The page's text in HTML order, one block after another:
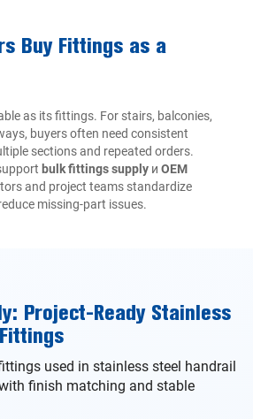
Buy Fittings as a
as its fittings. For stairs, balconies,
buyers often need consistent
sections and repeated orders.
bulk fittings supply и OEM
and project teams standardize
missing-part issues.
Project-Ready Stainless
used in stainless steel handrail
finish matching and stable